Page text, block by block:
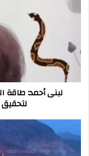
أحمد:
نحو
النجاح..
استعد
لتحقيق
أحلامكلبنى أحمد: طاقة
لتحقيق
الزلازل